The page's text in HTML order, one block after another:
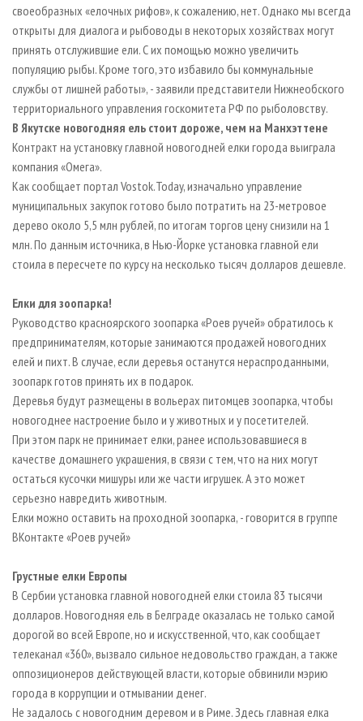
своеобразных «елочных рифов», к сожалению, нет. Однако мы всегда
открыты для диалога и рыбоводы в некоторых хозяйствах могут
принять отслужившие ели. С их помощью можно увеличить
популяцию рыбы. Кроме того, это избавило бы коммунальные
службы от лишней работы», - заявили представители Нижнеобского
территориального управления госкомитета РФ по рыболовству.
В Якутске новогодняя ель стоит дороже, чем на Манхэттене
Контракт на установку главной новогодней елки города выиграла
компания «Омега».
Как сообщает портал Vostok.Today, изначально управление
муниципальных закупок готово было потратить на 23-метровое
дерево около 5,5 млн рублей, по итогам торгов цену снизили на 1
млн. По данным источника, в Нью-Йорке установка главной ели
стоила в пересчете по курсу на несколько тысяч долларов дешевле.
Елки для зоопарка!
Руководство красноярского зоопарка «Роев ручей» обратилось к
предпринимателям, которые занимаются продажей новогодних
елей и пихт. В случае, если деревья останутся нераспроданными,
зоопарк готов принять их в подарок.
Деревья будут размещены в вольерах питомцев зоопарка, чтобы
новогоднее настроение было и у животных и у посетителей.
При этом парк не принимает елки, ранее использовавшиеся в
качестве домашнего украшения, в связи с тем, что на них могут
остаться кусочки мишуры или же части игрушек. А это может
серьезно навредить животным.
Елки можно оставить на проходной зоопарка, - говорится в группе
ВКонтакте «Роев ручей»
Грустные елки Европы
В Сербии установка главной новогодней елки стоила 83 тысячи
долларов. Новогодняя ель в Белграде оказалась не только самой
дорогой во всей Европе, но и искусственной, что, как сообщает
телеканал «360», вызвало сильное недовольство граждан, а также
оппозиционеров действующей власти, которые обвинили мэрию
города в коррупции и отмывании денег.
Не задалось с новогодним деревом и в Риме. Здесь главная елка